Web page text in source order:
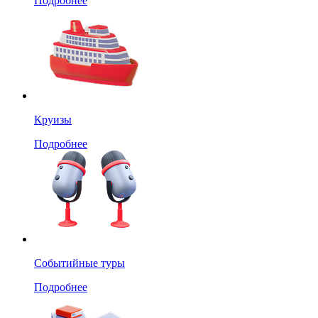
Круизы
Подробнее
Событийные туры
Подробнее